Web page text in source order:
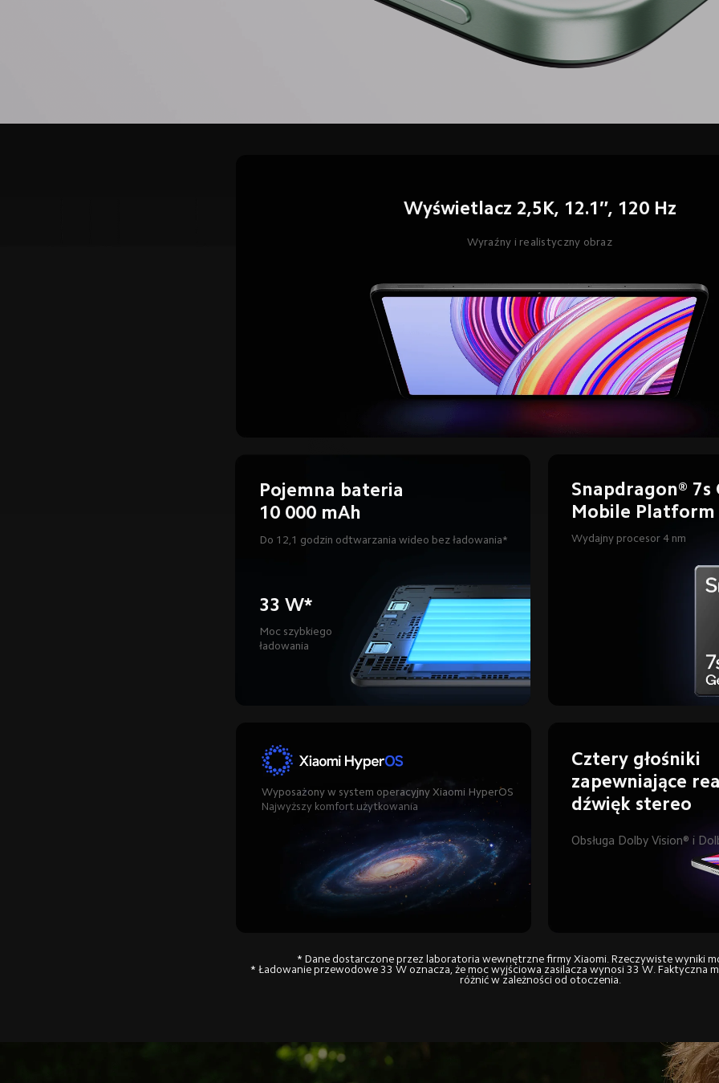
Wyświetlacz 2,5K, 12.1″, 120 Hz
Wyraźny i realistyczny obraz
Pojemna bateria
10 000 mAh
Do 12,1 godzin odtwarzania wideo bez ładowania*
33 W*
Moc szybkiego
ładowania
Snapdragon® 7s
Mobile Platform
Wydajny procesor 4 nm
Najwyższy komfort użytkowania
Cztery głośniki
zapewniające
Obsługa Dolby Vision® i
* Dane dostarczone przez laboratoria wewnętrzne firmy Xiaomi. Rzeczywiste wyniki
* Ładowanie przewodowe 33 W oznacza, że moc wyjściowa zasilacza wynosi 33 W. Faktyczna
różnić w zależności od otoczenia.